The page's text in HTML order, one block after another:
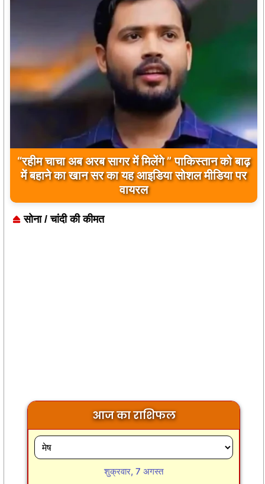
बिलावल भुट्टो द्वारा सिंधु नदी और भारत को लेकर दिए गए
बयान पर भारत के केंद्रीय मंत्रियों की कड़ी प्रतिक्रिया
सोना / चांदी की कीमत
आज का राशिफल
शुक्रवार, 7 अगस्त